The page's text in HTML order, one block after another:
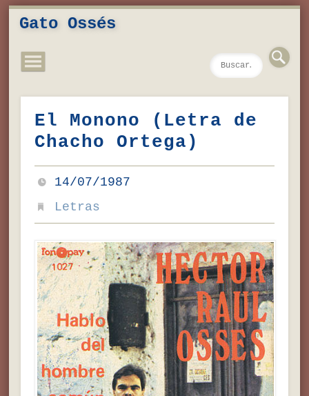
Gato Ossés
El Monono (Letra de
Chacho Ortega)
14/07/1987
Letras